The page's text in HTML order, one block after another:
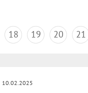
18 19 20 21
10.02.2025